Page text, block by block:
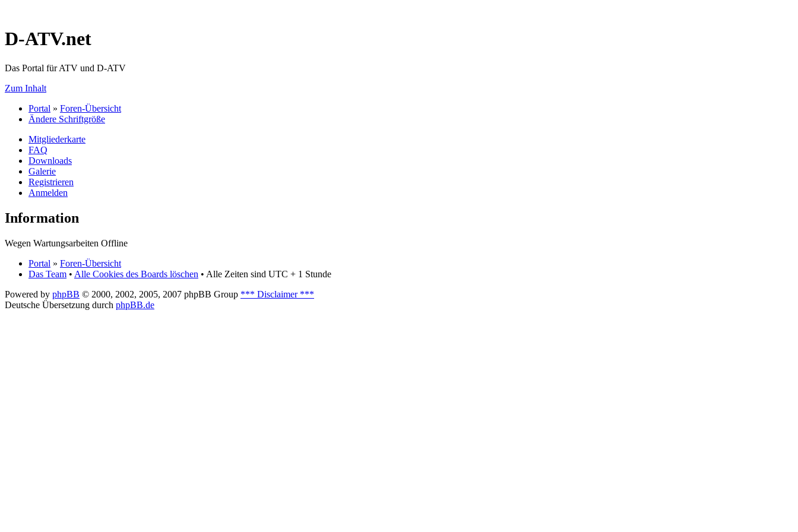
D-ATV.net
Das Portal für ATV und D-ATV
Zum Inhalt
Portal » Foren-Übersicht
Ändere Schriftgröße
Mitgliederkarte
FAQ
Downloads
Galerie
Registrieren
Anmelden
Information
Wegen Wartungsarbeiten Offline
Portal » Foren-Übersicht
Das Team • Alle Cookies des Boards löschen • Alle Zeiten sind UTC + 1 Stunde
Powered by phpBB © 2000, 2002, 2005, 2007 phpBB Group *** Disclaimer ***
Deutsche Übersetzung durch phpBB.de